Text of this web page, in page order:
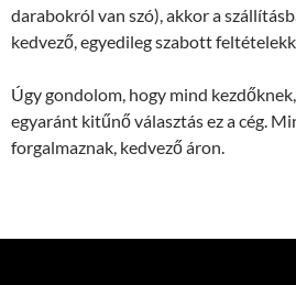
darabokról van szó), akkor a
kedvező, egyedileg szabott
Úgy gondolom, hogy mind
egyaránt kitűnő választás ez a cég.
forgalmaznak, kedvező áron.